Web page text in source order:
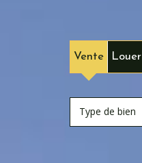
Vente Louer
Type de bien